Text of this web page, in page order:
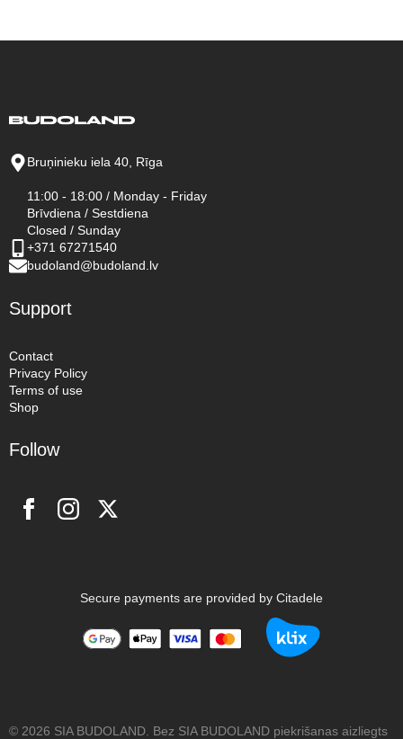
Bruņinieku iela 40, Rīga
11:00 - 18:00 / Monday - Friday
Brīvdiena / Sestdiena
Closed / Sunday
+371 67271540
budoland@budoland.lv
Support
Contact
Privacy Policy
Terms of use
Shop
Follow
Secure payments are provided by Citadele
© 2026 SIA BUDOLAND. Bez SIA BUDOLAND piekrišanas aizliegts